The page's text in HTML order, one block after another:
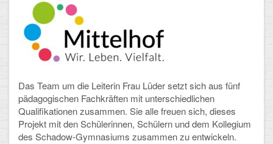
Was uns wichtig ist
Campus
Sanierung
Historisches
Schulalbum
Das Team um die Leiterin Frau Lüder setzt sich aus fünf
pädagogischen Fachkräften mit unterschiedlichen
Qualifikationen zusammen. Sie alle freuen sich, dieses
Projekt mit den Schülerinnen, Schülern und dem Kollegium
des Schadow-Gymnasiums zusammen zu entwickeln.